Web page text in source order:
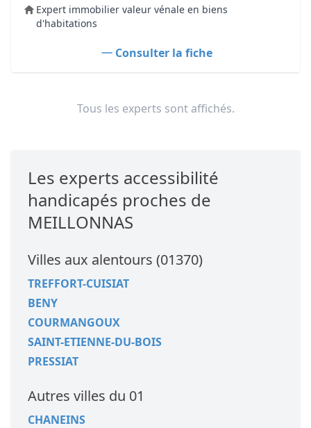
Expert immobilier valeur vénale en biens
d'habitations
Consulter la fiche
Tous les experts sont affichés.
Les experts accessibilité
handicapés proches de
MEILLONNAS
Villes aux alentours (01370)
TREFFORT-CUISIAT
BENY
COURMANGOUX
SAINT-ETIENNE-DU-BOIS
PRESSIAT
Autres villes du 01
CHANEINS